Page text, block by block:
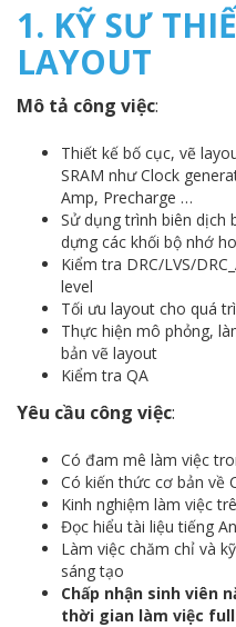
1. KỸ SƯ
LAYOUT
Mô tả công việc:
Thiết kế bố cục, vẽ
SRAM như Clock
Amp, Precharge …
Sử dụng trình biên dịch
dựng các khối bộ nhớ
Kiểm tra DRC/LVS/
level
Tối ưu layout cho quá
Thực hiện mô phỏng,
bản vẽ layout
Kiểm tra QA
Yêu cầu công việc:
Có đam mê làm việc
Có kiến thức cơ bản về
Kinh nghiệm làm việc
Đọc hiểu tài liệu tiếng
Làm việc chăm chỉ và
sáng tạo
Chấp nhận sinh viên
thời gian làm việc